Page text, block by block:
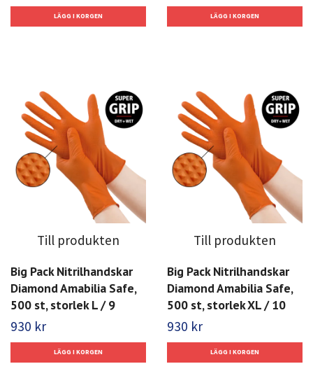
Till produkten
Big Pack Nitrilhandskar
Diamond Amabilia Safe,
500 st, storlek L / 9
930 kr
Till produkten
Big Pack Nitrilhandskar
Diamond Amabilia Safe,
500 st, storlek XL / 10
930 kr